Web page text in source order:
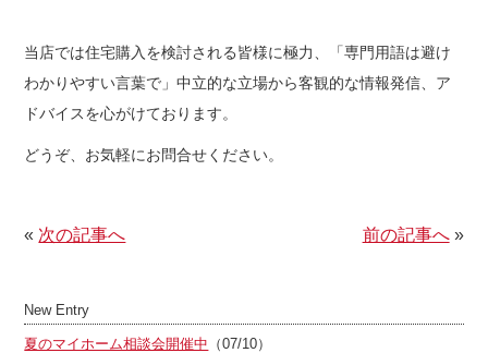
当店では住宅購入を検討される皆様に極力、「専門用語は避け
わかりやすい言葉で」中立的な立場から客観的な情報発信、ア
ドバイスを心がけております。
どうぞ、お気軽にお問合せください。
« 次の記事へ 前の記事へ»
New Entry
夏のマイホーム相談会開催中 （07/10）